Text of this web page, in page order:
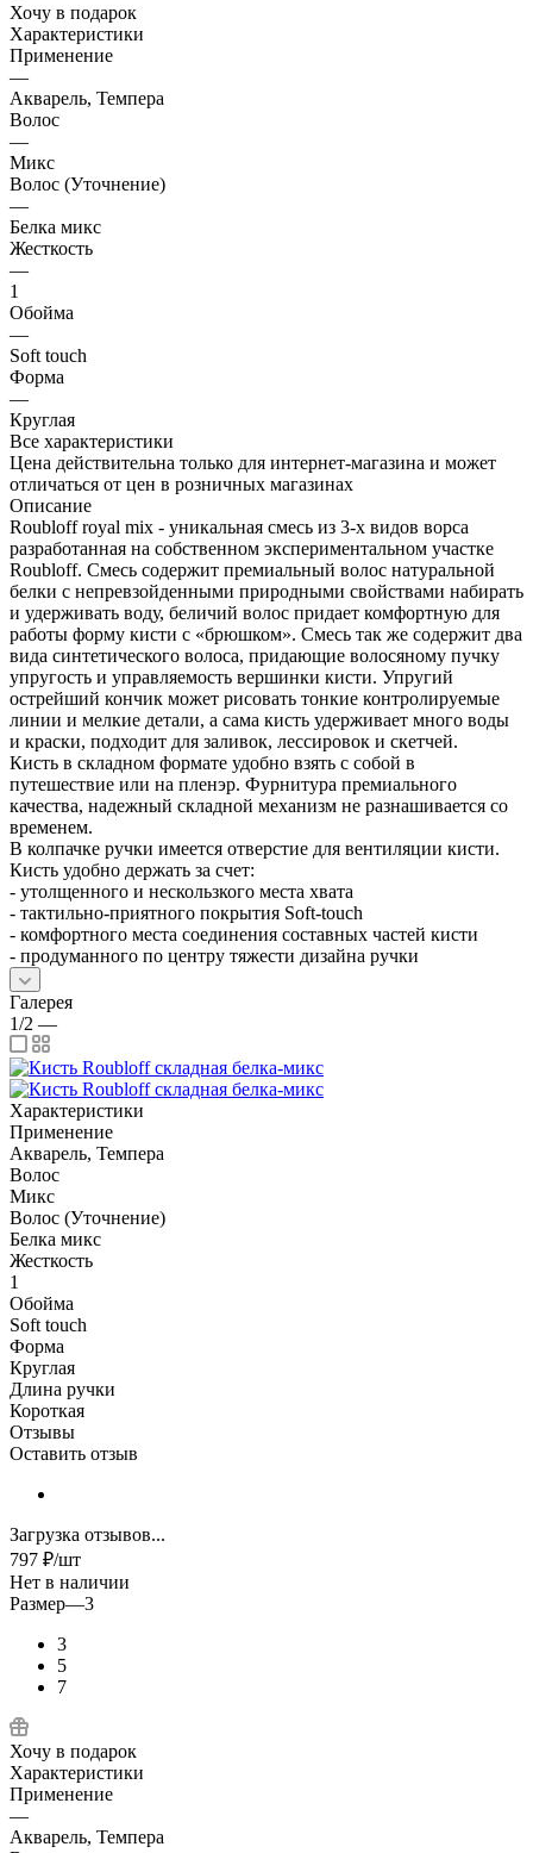
Хочу в подарок
Характеристики
Применение
—
Акварель, Темпера
Волос
—
Микс
Волос (Уточнение)
—
Белка микс
Жесткость
—
1
Обойма
—
Soft touch
Форма
—
Круглая
Все характеристики
Цена действительна только для интернет-магазина и может
отличаться от цен в розничных магазинах
Описание
Roubloff royal mix - уникальная смесь из 3-х видов ворса
разработанная на собственном экспериментальном участке
Roubloff. Смесь содержит премиальный волос натуральной
белки с непревзойденными природными свойствами набирать
и удерживать воду, беличий волос придает комфортную для
работы форму кисти с «брюшком». Смесь так же содержит два
вида синтетического волоса, придающие волосяному пучку
упругость и управляемость вершинки кисти. Упругий
острейший кончик может рисовать тонкие контролируемые
линии и мелкие детали, а сама кисть удерживает много воды
и краски, подходит для заливок, лессировок и скетчей.
Кисть в складном формате удобно взять с собой в
путешествие или на пленэр. Фурнитура премиального
качества, надежный складной механизм не разнашивается со
временем.
В колпачке ручки имеется отверстие для вентиляции кисти.
Кисть удобно держать за счет:
- утолщенного и нескользкого места хвата
- тактильно-приятного покрытия Soft-touch
- комфортного места соединения составных частей кисти
- продуманного по центру тяжести дизайна ручки
Галерея
1/2 —
Характеристики
Применение
Акварель, Темпера
Волос
Микс
Волос (Уточнение)
Белка микс
Жесткость
1
Обойма
Soft touch
Форма
Круглая
Длина ручки
Короткая
Отзывы
Оставить отзыв
Загрузка отзывов...
797 ₽/шт
Нет в наличии
Размер—3
3
5
7
Хочу в подарок
Характеристики
Применение
—
Акварель, Темпера